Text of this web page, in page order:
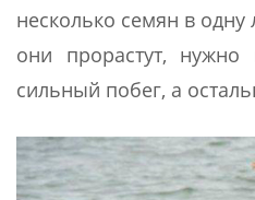
несколько семян в одну
они прорастут,
сильный побег, а